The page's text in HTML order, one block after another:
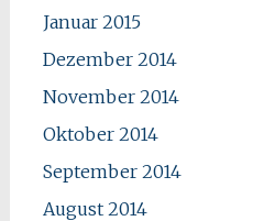
Januar 2015
Dezember 2014
November 2014
Oktober 2014
September 2014
August 2014